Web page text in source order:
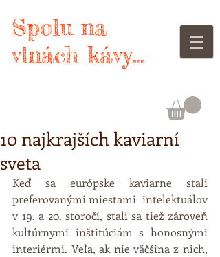
Spolu na
vlnách kávy...
10 najkrajších kaviarní
sveta
Keď sa európske kaviarne stali
preferovanými miestami  intelektuálov
v 19. a 20. storočí, stali sa tiež zároveň
kultúrnymi inštitúciám s honosnými
interiérmi. Veľa, ak nie väčšina z nich,